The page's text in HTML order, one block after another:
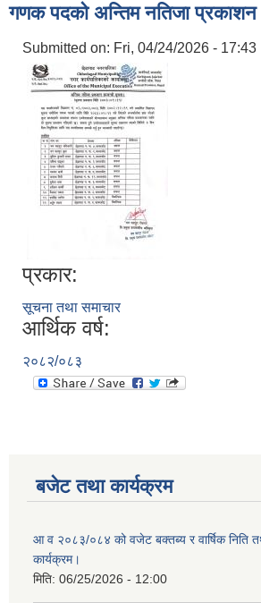
गणक पदको अन्तिम नतिजा प्रकाशन
Submitted on: Fri, 04/24/2026 - 17:43
प्रकार:
सूचना तथा समाचार
आर्थिक वर्ष:
२०८२/०८३
बजेट तथा कार्यक्रम
आ व २०८३/०८४ को वजेट बक्तब्य र वार्षिक निति
कार्यक्रम।
मिति: 06/25/2026 - 12:00